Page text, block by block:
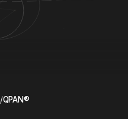
/QPAN®